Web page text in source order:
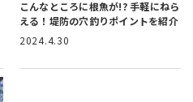
こんなところに根魚が!?手軽にねら
える！堤防の穴釣りポイントを紹介
2024.4.30